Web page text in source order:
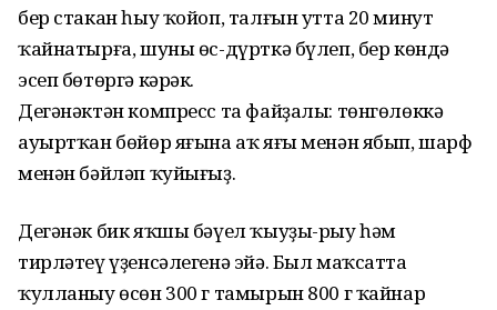
бер стакан һыу ҡойоп, талғын утта 20 минут
ҡайнатырға, шуны өс-дүрткә бүлеп, бер көндә
эсеп бөтөргә кәрәк.
Дегәнәктән компресс та файҙалы: төнгөлөккә
ауыртҡан бөйөр яғына аҡ яғы менән ябып, шарф
менән бәйләп ҡуйығыҙ.
Дегәнәк бик яҡшы бәүел ҡыуҙы-рыу һәм
тирләтеү үҙенсәлегенә эйә. Был маҡсатта
ҡулланыу өсөн 300 г тамырын 800 г ҡайнар